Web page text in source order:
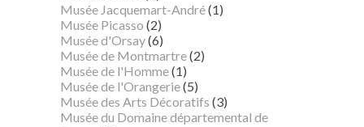
Musée Jacquemart-André(1)
Musée Picasso (2)
Musée d'Orsay(6)
Musée de Montmartre(2)
Musée de l'Homme(1)
Musée de l'Orangerie(5)
Musée des Arts Décoratifs (3)
Musée du Domaine départemental de